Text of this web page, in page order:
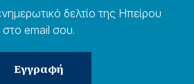
δελτίο της Ηπείρου
στο email σου.